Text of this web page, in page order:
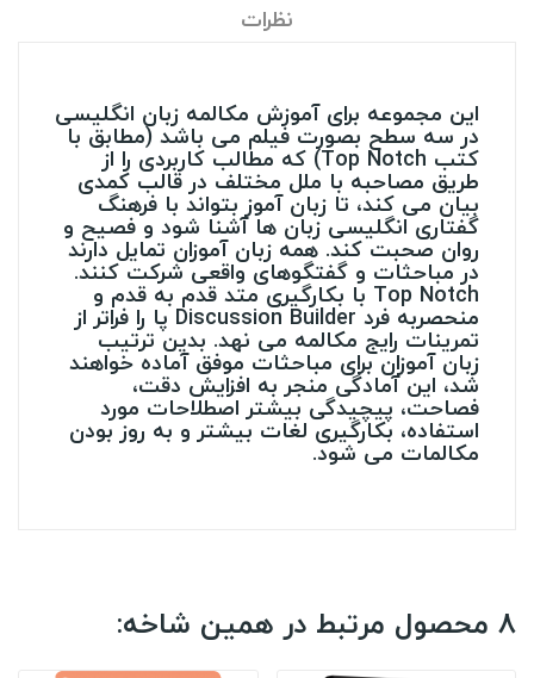
نظرات
این مجموعه برای آموزش مکالمه زبان انگلیسی
در سه سطح بصورت فیلم می باشد (مطابق با
کتب Top Notch) که مطالب کاربردی را از
طریق مصاحبه با ملل مختلف در قالب کمدی
بیان می کند، تا زبان آموز بتواند با فرهنگ
گفتاری انگلیسی زبان ها آشنا شود و فصیح و
روان صحبت کند. همه زبان آموزان تمایل دارند
در مباحثات و گفتگوهای واقعی شرکت کنند.
Top Notch با بکارگیری متد قدم به قدم و
منحصربه فرد Discussion Builder پا را فراتر از
تمرینات رایج مکالمه می نهد. بدین ترتیب
زبان آموزان برای مباحثات موفق آماده خواهند
شد، این آمادگی منجر به افزایش دقت،
فصاحت، پیچیدگی بیشتر اصطلاحات مورد
استفاده، بکارگیری لغات بیشتر و به روز بودن
مکالمات می شود.
8 محصول مرتبط در همین شاخه: